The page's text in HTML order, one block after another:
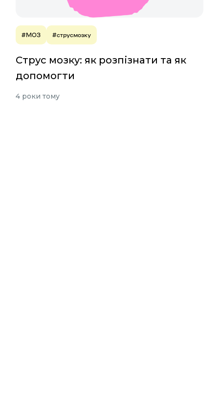
#МОЗ #струсмозку
Струс мозку: як розпізнати та як
допомогти
4 роки тому